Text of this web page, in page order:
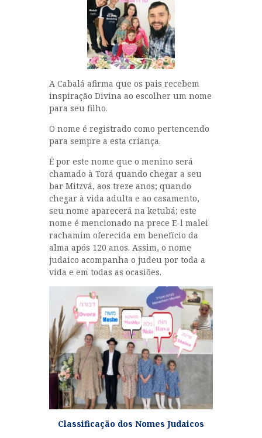
A Cabalá afirma que os pais recebem
inspiração Divina ao escolher um nome
para seu filho.
O nome é registrado como pertencendo
para sempre a esta criança.
É por este nome que o menino será
chamado à Torá quando chegar a seu
bar Mitzvá, aos treze anos; quando
chegar à vida adulta e ao casamento,
seu nome aparecerá na ketubá; este
nome é mencionado na prece E-l malei
rachamim oferecida em benefício da
alma após 120 anos. Assim, o nome
judaico acompanha o judeu por toda a
vida e em todas as ocasiões.
Classificação dos Nomes Judaicos